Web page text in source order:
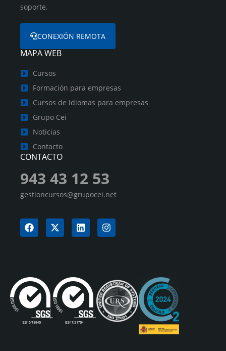
soporte.
CONEXIÓN REMOTA
MAPA WEB
Cursos
Formación para empresas
Cursos de idiomas para empresas
Grupo Cei
Noticias
Contacto
CONTACTO
943 43 12 53
gestioncursos@grupocei.net